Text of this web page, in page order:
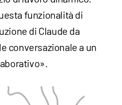
funzionalità di
di Claude da
conversazionale a un